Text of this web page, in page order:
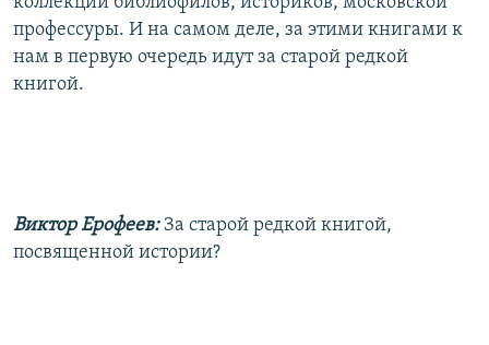
профессуры. И на самом деле, за этими книгами к
нам в первую очередь идут за старой редкой
книгой.
Виктор Ерофеев: За старой редкой книгой,
посвященной истории?